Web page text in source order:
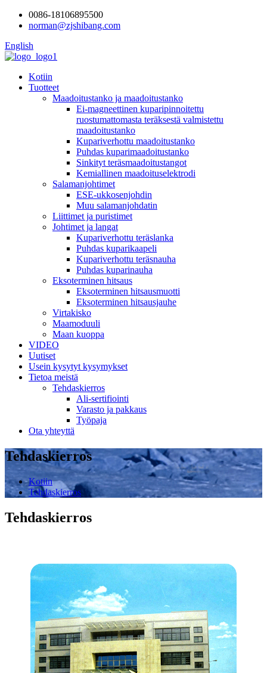
0086-18106895500
norman@zjshibang.com
English
Kotiin
Tuotteet
Maadoitustanko ja maadoitustanko
Ei-magneettinen kuparipinnoitettu
ruostumattomasta teräksestä valmistettu
maadoitustanko
Kupariverhottu maadoitustanko
Puhdas kuparimaadoitustanko
Sinkityt teräsmaadoitustangot
Kemiallinen maadoituselektrodi
Salamanjohtimet
ESE-ukkosenjohdin
Muu salamanjohdatin
Liittimet ja puristimet
Johtimet ja langat
Kupariverhottu teräslanka
Puhdas kuparikaapeli
Kupariverhottu teräsnauha
Puhdas kuparinauha
Eksoterminen hitsaus
Eksoterminen hitsausmuotti
Eksoterminen hitsausjauhe
Virtakisko
Maamoduuli
Maan kuoppa
VIDEO
Uutiset
Usein kysytyt kysymykset
Tietoa meistä
Tehdaskierros
Ali-sertifiointi
Varasto ja pakkaus
Työpaja
Ota yhteyttä
Tehdaskierros
Kotiin
Tehdaskierros
Tehdaskierros